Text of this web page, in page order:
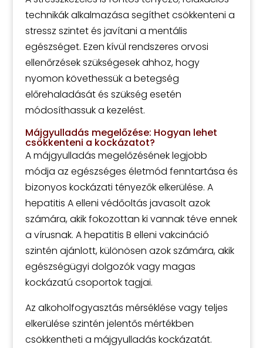
technikák alkalmazása segíthet csökkenteni a
stressz szintet és javítani a mentális
egészséget. Ezen kívül rendszeres orvosi
ellenőrzések szükségesek ahhoz, hogy
nyomon követhessük a betegség
előrehaladását és szükség esetén
módosíthassuk a kezelést.
Májgyulladás megelőzése: Hogyan lehet
csökkenteni a kockázatot?
A májgyulladás megelőzésének legjobb
módja az egészséges életmód fenntartása és
bizonyos kockázati tényezők elkerülése. A
hepatitis A elleni védőoltás javasolt azok
számára, akik fokozottan ki vannak téve ennek
a vírusnak. A hepatitis B elleni vakcináció
szintén ajánlott, különösen azok számára, akik
egészségügyi dolgozók vagy magas
kockázatú csoportok tagjai.
Az alkoholfogyasztás mérséklése vagy teljes
elkerülése szintén jelentős mértékben
csökkentheti a májgyulladás kockázatát.